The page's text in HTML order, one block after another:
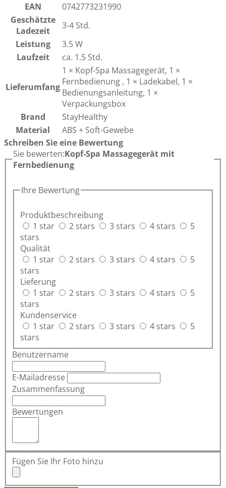
EAN
0742773231990
Geschätzte
Ladezeit
3-4 Std.
Leistung
3.5 W
Laufzeit
ca. 1.5 Std.
Lieferumfang
1 × Kopf-Spa Massagegerät, 1 ×
Fernbedienung , 1 × Ladekabel, 1 ×
Bedienungsanleitung, 1 ×
Verpackungsbox
Brand
StayHealthy
Material
ABS + Soft-Gewebe
Schreiben Sie eine Bewertung
Sie bewerten:Kopf-Spa Massagegerät mit
Fernbedienung
Ihre Bewertung
Produktbeschreibung
1 star
2 stars 3 stars 4 stars
5
stars
Qualität
1 star
2 stars 3 stars 4 stars
5
stars
Lieferung
1 star
2 stars 3 stars 4 stars
5
stars
Kundenservice
1 star
2 stars 3 stars 4 stars
5
stars
Benutzername
E-Mailadresse
Zusammenfassung
Bewertungen
Fügen Sie Ihr Foto hinzu